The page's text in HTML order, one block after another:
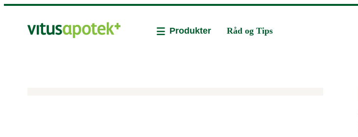
Produkter Råd og Tips